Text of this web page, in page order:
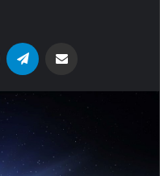
WhatsApp